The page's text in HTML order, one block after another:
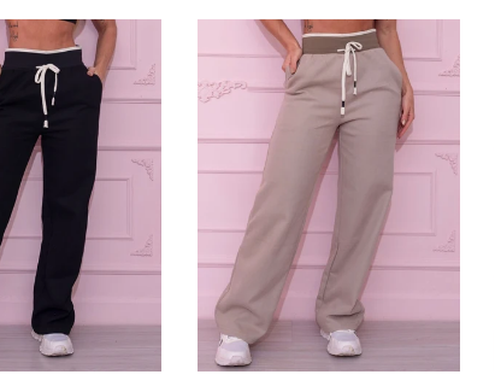
Confirm your age
Are you 18 years old or older?
No, I'm not